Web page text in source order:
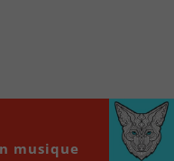
en un clic!
00:00
musique